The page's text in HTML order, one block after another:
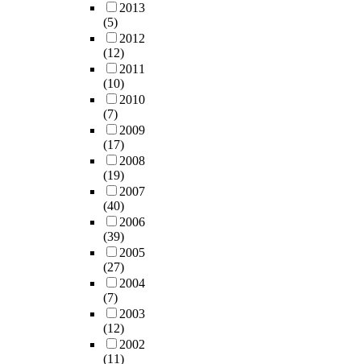
2013
(5)
2012
(12)
2011
(10)
2010
(7)
2009
(17)
2008
(19)
2007
(40)
2006
(39)
2005
(27)
2004
(7)
2003
(12)
2002
(11)